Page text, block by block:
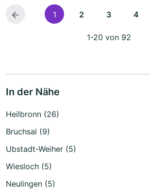
1 2 3 4
1-20 von 92
In der Nähe
Heilbronn (26)
Bruchsal (9)
Ubstadt-Weiher (5)
Wiesloch (5)
Neulingen (5)